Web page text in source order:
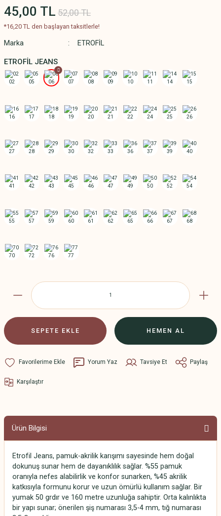
45,00 TL 52,00 TL
*16,20 TL den başlayan taksitlerle!
Marka ETROFİL
ETROFİL JEANS
SEPETE EKLE HEMEN AL
Yorum Yaz Tavsiye Et Paylaş
Karşılaştır
Ürün Bilgisi
Etrofil Jeans, pamuk-akrilik karışımı sayesinde hem doğal
dokunuş sunar hem de dayanıklılık sağlar. %55 pamuk
oranıyla nefes alabilirlik ve konfor sunarken, %45 akrilik
katkısıyla formunu korur ve uzun ömürlü kullanım sağlar. Bir
yumak 50 grdır ve 160 metre uzunluğa sahiptir. Orta kalınlıkta
bir yapı sunar; önerilen şiş numarası 3,5-4 mm, tığ numarası